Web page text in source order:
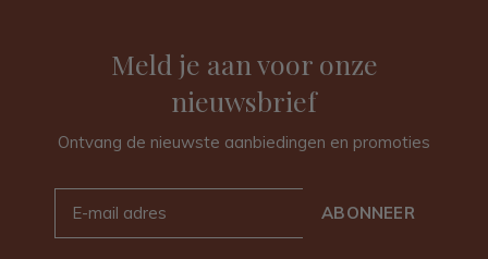
Meld je aan voor onze
nieuwsbrief
Ontvang de nieuwste aanbiedingen en promoties
ABONNEER